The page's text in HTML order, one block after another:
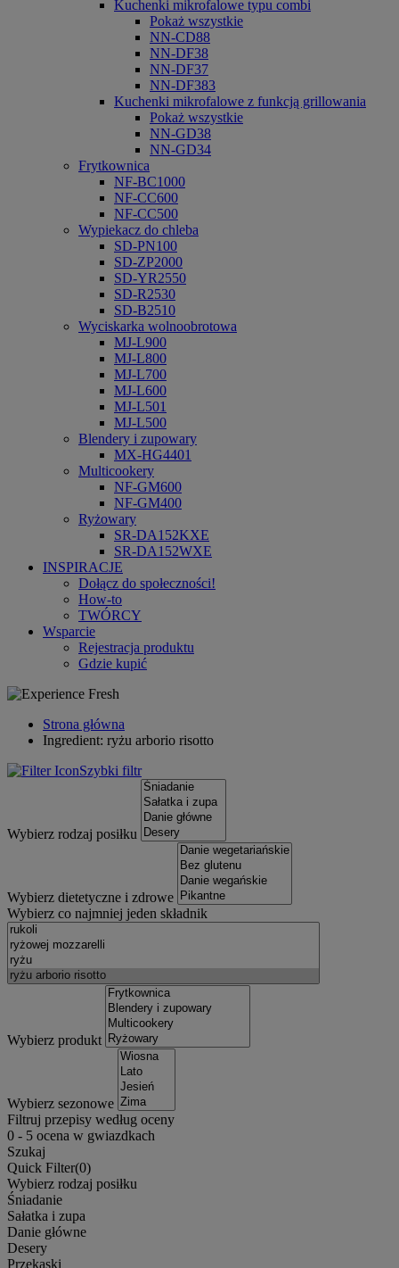
Kuchenki mikrofalowe typu combi
Pokaż wszystkie
NN-CD88
NN-DF38
NN-DF37
NN-DF383
Kuchenki mikrofalowe z funkcją grillowania
Pokaż wszystkie
NN-GD38
NN-GD34
Frytkownica
NF-BC1000
NF-CC600
NF-CC500
Wypiekacz do chleba
SD-PN100
SD-ZP2000
SD-YR2550
SD-R2530
SD-B2510
Wyciskarka wolnoobrotowa
MJ-L900
MJ-L800
MJ-L700
MJ-L600
MJ-L501
MJ-L500
Blendery i zupowary
MX-HG4401
Multicookery
NF-GM600
NF-GM400
Ryżowary
SR-DA152KXE
SR-DA152WXE
INSPIRACJE
Dołącz do społeczności!
How-to
TWÓRCY
Wsparcie
Rejestracja produktu
Gdzie kupić
Strona główna
Ingredient: ryżu arborio risotto
Szybki filtr
Wybierz rodzaj posiłku
Wybierz dietetyczne i zdrowe
Wybierz co najmniej jeden składnik
Wybierz produkt
Wybierz sezonowe
Filtruj przepisy według oceny
0 - 5 ocena w gwiazdkach
Szukaj
Quick Filter(0)
Wybierz rodzaj posiłku
Śniadanie
Sałatka i zupa
Danie główne
Desery
Przekąski